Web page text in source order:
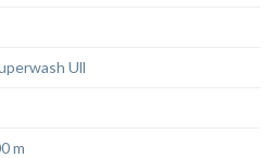
Ull
m